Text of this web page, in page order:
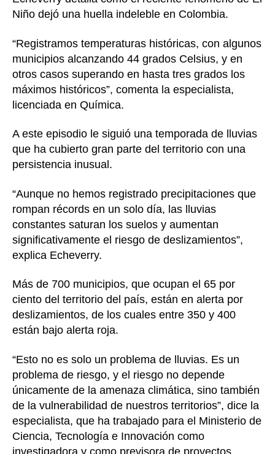
Niño dejó una huella indeleble en Colombia.
“Registramos temperaturas históricas, con algunos
municipios alcanzando 44 grados Celsius, y en
otros casos superando en hasta tres grados los
máximos históricos”, comenta la especialista,
licenciada en Química.
A este episodio le siguió una temporada de lluvias
que ha cubierto gran parte del territorio con una
persistencia inusual.
“Aunque no hemos registrado precipitaciones que
rompan récords en un solo día, las lluvias
constantes saturan los suelos y aumentan
significativamente el riesgo de deslizamientos”,
explica Echeverry.
Más de 700 municipios, que ocupan el 65 por
ciento del territorio del país, están en alerta por
deslizamientos, de los cuales entre 350 y 400
están bajo alerta roja.
“Esto no es solo un problema de lluvias. Es un
problema de riesgo, y el riesgo no depende
únicamente de la amenaza climática, sino también
de la vulnerabilidad de nuestros territorios”, dice la
especialista, que ha trabajado para el Ministerio de
Ciencia, Tecnología e Innovación como
investigadora y como previsora de proyectos.